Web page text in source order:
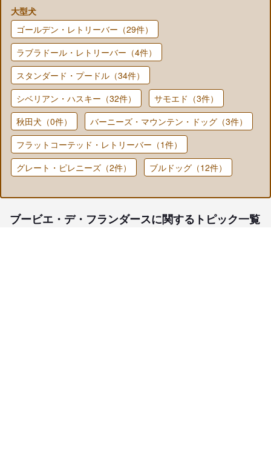
大型犬
ゴールデン・レトリーバー（29件）
ラブラドール・レトリーバー（4件）
スタンダード・プードル（34件）
シベリアン・ハスキー（32件）
サモエド（3件）
秋田犬（0件）
バーニーズ・マウンテン・ドッグ（3件）
フラットコーテッド・レトリーバー（1件）
グレート・ピレニーズ（2件）
ブルドッグ（12件）
ブービエ・デ・フランダースに関するトピック一覧